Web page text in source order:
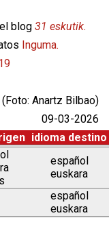
blog 31 eskutik.
Inguma.
(Foto: Anartz Bilbao)
09-03-2026
idioma destino
español
euskara
español
euskara